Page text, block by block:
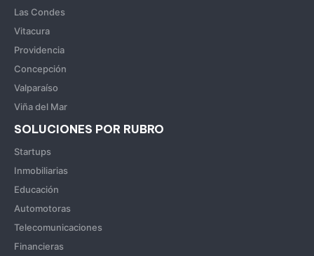
Las Condes
Vitacura
Providencia
Concepción
Valparaíso
Viña del Mar
SOLUCIONES POR RUBRO
Startups
Inmobiliarias
Educación
Automotoras
Telecomunicaciones
Financieras